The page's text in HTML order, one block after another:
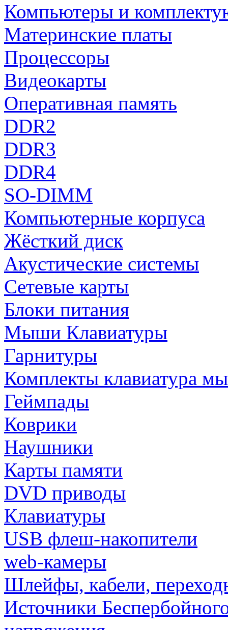
Компьютеры и
Материнские платы
Процессоры
Видеокарты
Оперативная память
DDR2
DDR3
DDR4
SO-DIMM
Компьютерные корпуса
Жёсткий диск
Акустические системы
Сетевые карты
Блоки питания
Мыши Клавиатуры
Гарнитуры
Комплекты клавиатура
Геймпады
Коврики
Наушники
Карты памяти
DVD приводы
Клавиатуры
USB флеш-накопители
web-камеры
Шлейфы, кабели,
Источники